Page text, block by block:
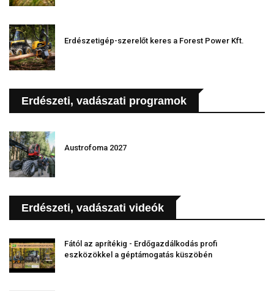
Erdészetigép-szerelőt keres a Forest Power Kft.
Erdészeti, vadászati programok
Austrofoma 2027
Erdészeti, vadászati videók
Fától az aprítékig - Erdőgazdálkodás profi
eszközökkel a géptámogatás küszöbén